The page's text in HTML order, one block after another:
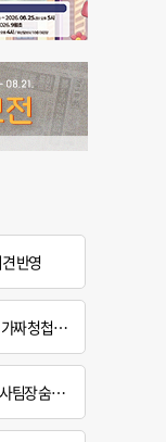
반영
등 교장 송치
진 채 발견